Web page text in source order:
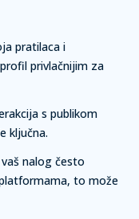
pratilaca i
privlačnijim za
s publikom
ključna.
nalog često
to može